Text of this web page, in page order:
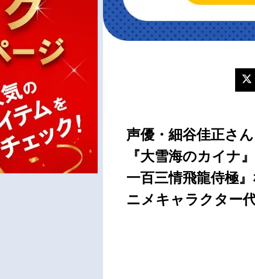
声優・細谷佳正さ
『大雪海のカイナ
一百三情飛龍侍極
ニメキャラクター